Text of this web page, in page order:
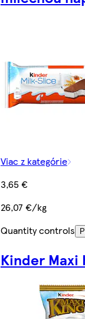
Viac z kategórie
3,65 €
26,07 €/kg
Quantity controls
Kinder Maxi